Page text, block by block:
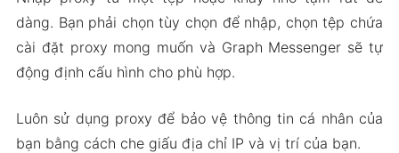
dàng. Bạn phải chọn tùy chọn để nhập, chọn tệp chứa
cài đặt proxy mong muốn và Graph Messenger sẽ tự
động định cấu hình cho phù hợp.
Luôn sử dụng proxy để bảo vệ thông tin cá nhân của
bạn bằng cách che giấu địa chỉ IP và vị trí của bạn.